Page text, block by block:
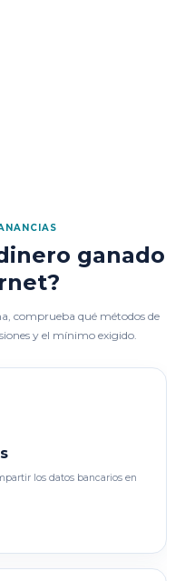
ganado
comprueba qué métodos de
y el mínimo exigido.
los datos bancarios en